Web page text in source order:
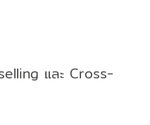
และ Cross-